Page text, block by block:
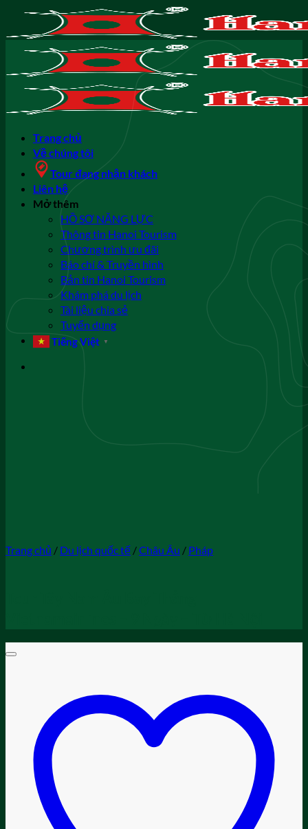
nội
Trang chủ
Về chúng tôi
Tour đang nhận khách
Liên hệ
Mở thêm
HỒ SƠ NĂNG LỰC
Thông tin Hanoi Tourism
Chương trình ưu đãi
Báo chí & Truyền hình
Bản tin Hanoi Tourism
Khám phá du lịch
Tài liệu chia sẻ
Tuyển dụng
Tiếng Việt ▼
Trang chủ / Du lịch quốc tế /Châu Âu / Pháp